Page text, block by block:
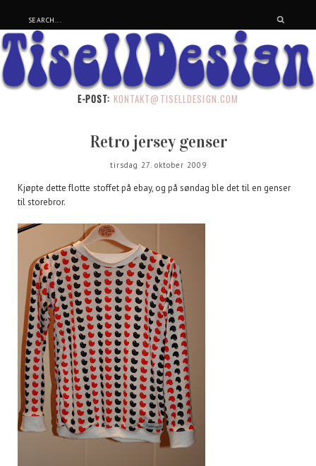
E-POST: KONTAKT@TISELLDESIGN.COM
Retro jersey genser
tirsdag 27. oktober 2009
Kjøpte dette flotte stoffet på ebay, og på søndag ble det til en genser
til storebror.